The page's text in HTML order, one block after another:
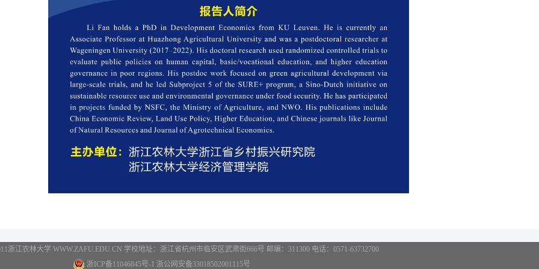
浙江农林大学 WWW.ZAFU.EDU.CN 学校地址：浙江省杭州市临安区武肃街666号 邮编：311300 电话：0571-63732700
浙ICP备11046845号-1 浙公网安备33018502001115号